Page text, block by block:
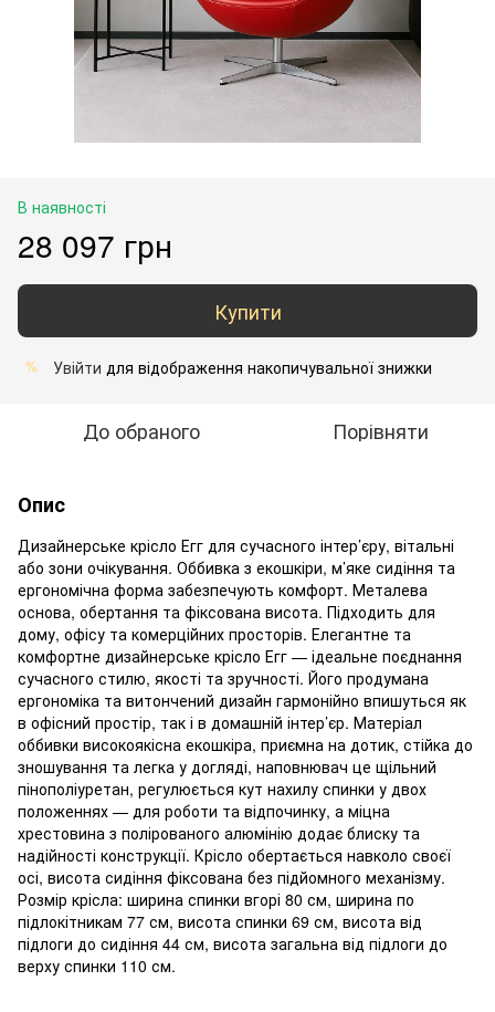
В наявності
28 097 грн
Купити
% Увійти для відображення накопичувальної знижки
До обраного Порівняти
Опис
Дизайнерське крісло Егг для сучасного інтер’єру, вітальні
або зони очікування. Оббивка з екошкіри, м’яке сидіння та
ергономічна форма забезпечують комфорт. Металева
основа, обертання та фіксована висота. Підходить для
дому, офісу та комерційних просторів. Елегантне та
комфортне дизайнерське крісло Егг — ідеальне поєднання
сучасного стилю, якості та зручності. Його продумана
ергономіка та витончений дизайн гармонійно впишуться як
в офісний простір, так і в домашній інтер’єр. Матеріал
оббивки високоякісна екошкіра, приємна на дотик, стійка до
зношування та легка у догляді, наповнювач це щільний
пінополіуретан, регулюється кут нахилу спинки у двох
положеннях — для роботи та відпочинку, а міцна
хрестовина з полірованого алюмінію додає блиску та
надійності конструкції. Крісло обертається навколо своєї
осі, висота сидіння фіксована без підйомного механізму.
Розмір крісла: ширина спинки вгорі 80 см, ширина по
підлокітникам 77 см, висота спинки 69 см, висота від
підлоги до сидіння 44 см, висота загальна від підлоги до
верху спинки 110 см.